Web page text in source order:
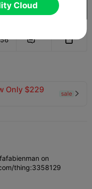
în Creality Cloud
56  
Only $229
sale 
on
thing:3358129
Cloud